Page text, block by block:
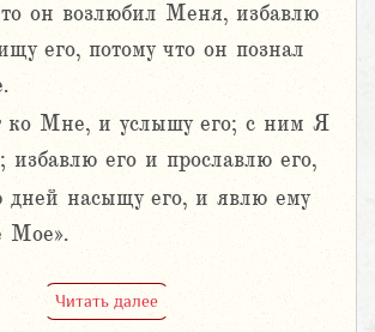
он возлюбил Меня, избавлю
его, потому что он познал
ко Мне, и услышу его; с ним Я
избавлю его и прославлю его,
дней насыщу его, и явлю ему
Мое».
Читать далее